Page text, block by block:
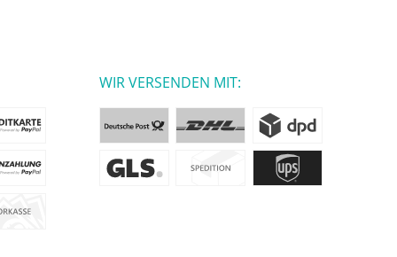
WIR VERSENDEN MIT: